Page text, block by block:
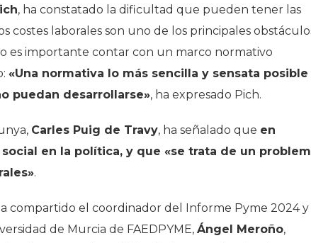
, ha constatado la dificultad que pueden tener las
costes laborales son uno de los principales
es importante contar con un marco normativo
«Una normativa lo más sencilla y sensata posible
puedan desarrollarse», ha expresado Pich.
Carles Puig de Travy, ha señalado que en
en la política, y que «se trata de un
.
compartido el coordinador del Informe Pyme 2024 y
de Murcia de FAEDPYME, Ángel Meroño,